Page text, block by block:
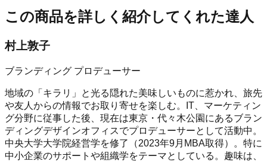
この商品を詳しく紹介してくれた達人
村上敦子
ブランディング プロデューサー
地域の「キラリ」と光る隠れた美味しいものに惹かれ、旅先
や友人からの情報でお取り寄せを楽しむ。IT、マーケティン
グ分野に従事した後、現在は東京・代々木公園にあるブラン
ディングデザインオフィスでプロデューサーとして活動中。
中央大学大学院経営学を修了（2023年9月MBA取得）。特に
中小企業のサポートや組織学をテーマとしている。趣味は、